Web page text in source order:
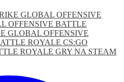
GLOBAL OFFENSIVE
OFFENSIVE BATTLE
GLOBAL OFFENSIVE
ROYALE CS:GO
ROYALE GRY NA STEAM